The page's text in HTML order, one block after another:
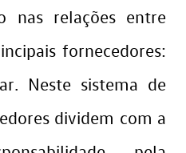
nas relações entre
fornecedores:
Neste sistema de
dividem com a